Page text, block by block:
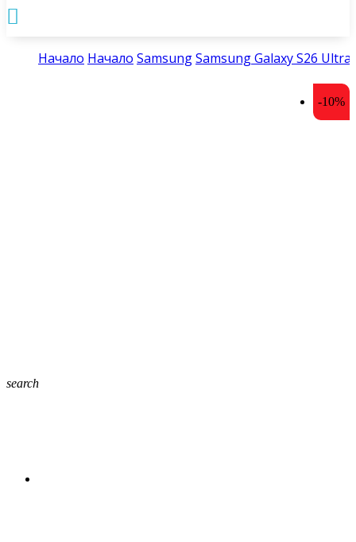

Начало Начало SamsungSamsung Galaxy S26 Ultra
-10%
search